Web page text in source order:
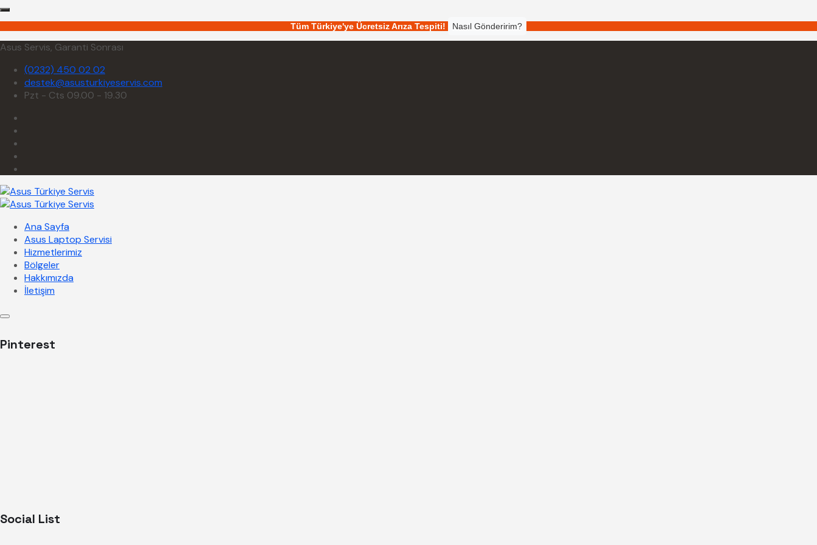
Tüm Türkiye'ye Ücretsiz Arıza Tespiti! Nasıl Gönderirim?
Asus Servis, Garanti Sonrası
(0232) 450 02 02
destek@asusturkiyeservis.com
Pzt - Cts 09.00 - 19.30
Ana Sayfa
Asus Laptop Servisi
Hizmetlerimiz
Bölgeler
Hakkımızda
İletişim
Pinterest
Social List